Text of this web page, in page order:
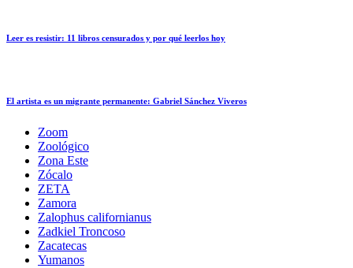
Leer es resistir: 11 libros censurados y por qué leerlos hoy
El artista es un migrante permanente: Gabriel Sánchez Viveros
Zoom
Zoológico
Zona Este
Zócalo
ZETA
Zamora
Zalophus californianus
Zadkiel Troncoso
Zacatecas
Yumanos